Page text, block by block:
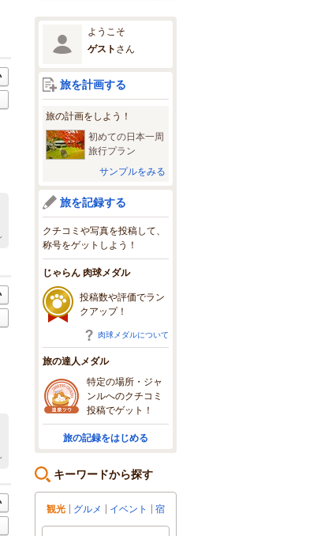
ようこそ
ゲスト さん
旅を計画する
旅の計画をしよう！
初めての日本一周
旅行プラン
サンプルをみる
旅を記録する
クチコミや写真を投稿して、
称号をゲットしよう！
じゃらん 肉球メダル
投稿数や評価でラン
クアップ！
肉球メダルについて
旅の達人メダル
特定の場所・ジャ
ンルへのクチコミ
投稿でゲット！
旅の記録をはじめる
キーワードから探す
観光 グルメ イベント 宿